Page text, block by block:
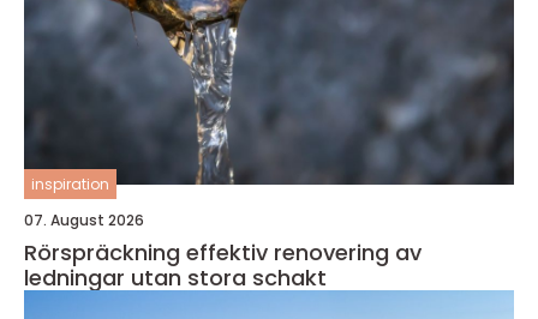
inspiration
07. August 2026
Rörspräckning effektiv renovering av
ledningar utan stora schakt